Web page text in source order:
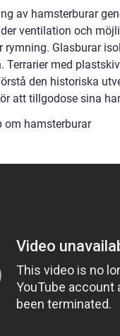
av hamsterburar
ventilation och
rymning. Glasburar
med
den historiska
att tillgodose sina
om hamsterburar